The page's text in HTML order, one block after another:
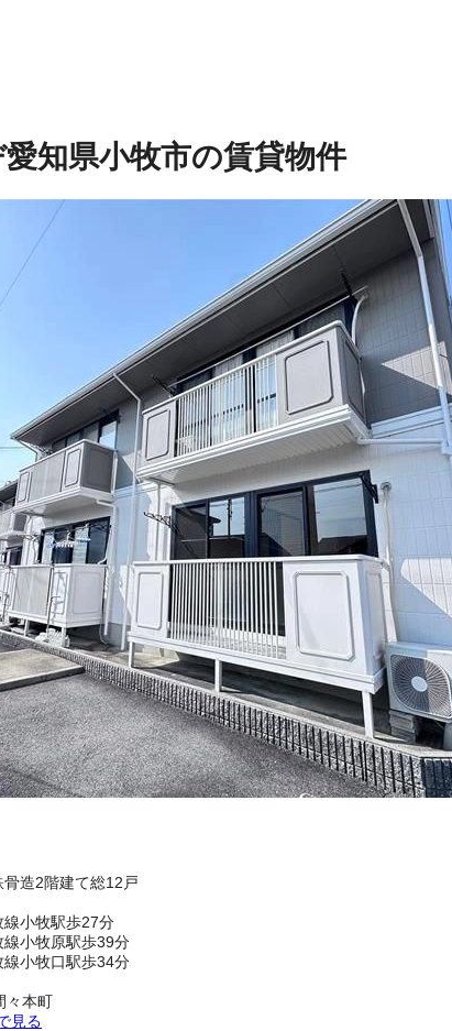
愛知県小牧市の賃貸物件
骨造2階建て総12戸
線小牧駅歩27分
線小牧原駅歩39分
線小牧口駅歩34分
々本町
見る